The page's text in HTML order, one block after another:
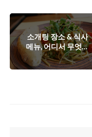
소개팅 장소 & 식사
메뉴, 어디서 무엇을
어떻게?